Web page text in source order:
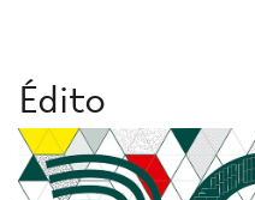
Édito